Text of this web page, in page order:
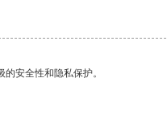
安全性和隐私保护。